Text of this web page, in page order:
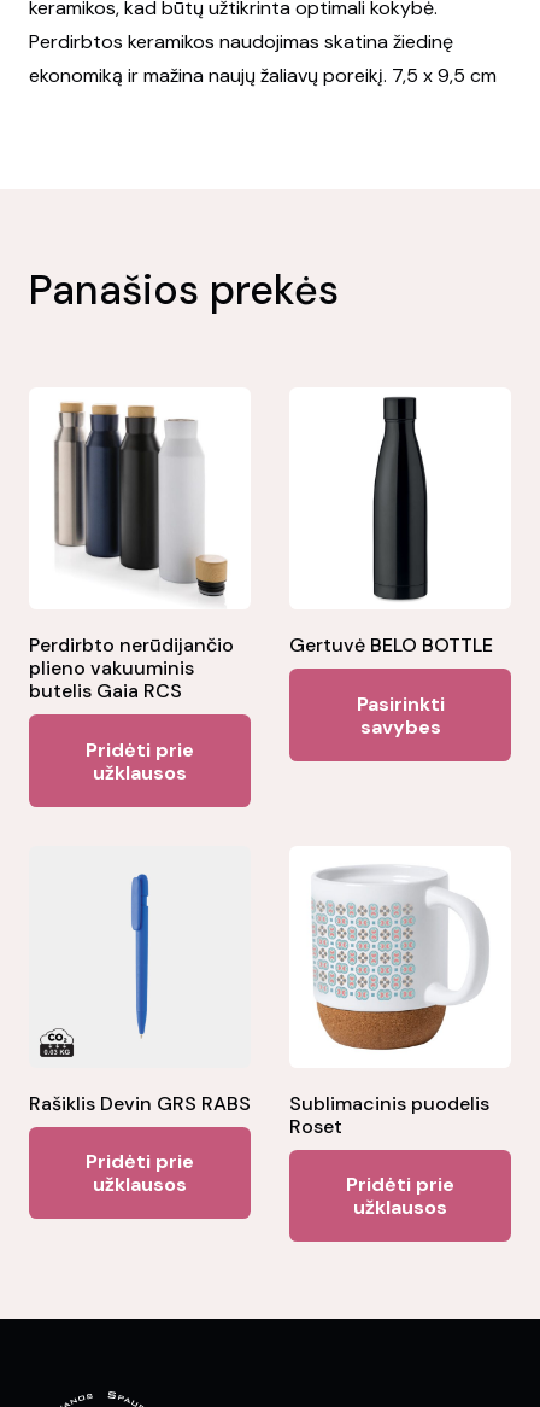
keramikos, kad būtų užtikrinta optimali kokybė.
Perdirbtos keramikos naudojimas skatina žiedinę
ekonomiką ir mažina naujų žaliavų poreikį. 7,5 x 9,5 cm
Panašios prekės
Perdirbto nerūdijančio
plieno vakuuminis
butelis Gaia RCS
Pridėti prie
užklausos
Gertuvė BELO BOTTLE
Pasirinkti
savybes
has
Rašiklis Devin GRS RABS
Pridėti prie
užklausos
Sublimacinis puodelis
Roset
Pridėti prie
užklausos